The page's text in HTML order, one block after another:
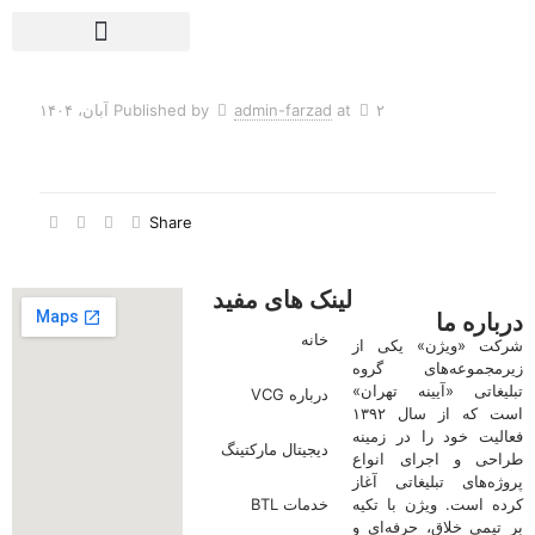
Published by admin-farzad at ۲ آبان، ۱۴۰۴
Share
درباره ما
شرکت «ویژن» یکی از
زیرمجموعه‌های گروه
تبلیغاتی «آیینه تهران»
است که از سال ۱۳۹۲
فعالیت خود را در زمینه
طراحی و اجرای انواع
پروژه‌های تبلیغاتی آغاز
کرده است. ویژن با تکیه
بر تیمی خلاق، حرفه‌ای و
لینک های مفید
خانه
درباره VCG
دیجیتال مارکتینگ
خدمات BTL